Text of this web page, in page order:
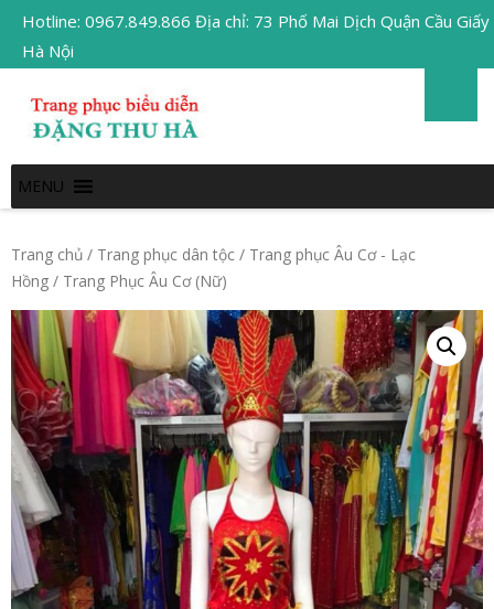
Hotline: 0967.849.866 Địa chỉ: 73 Phố Mai Dịch Quận Cầu Giấy
Hà Nội
MENU
Trang chủ / Trang phục dân tộc / Trang phục Âu Cơ - Lạc
Hồng / Trang Phục Âu Cơ (Nữ)